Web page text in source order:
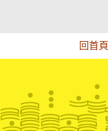
回首頁